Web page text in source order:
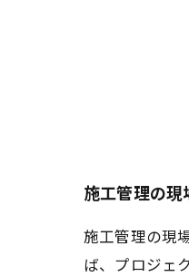
施工管理の現
施工管理の現
ば、プロジェ